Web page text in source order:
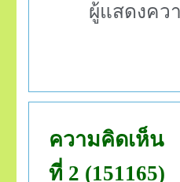
ผู้แสดงคว
ความคิดเห็น
ที่ 2 (151165)